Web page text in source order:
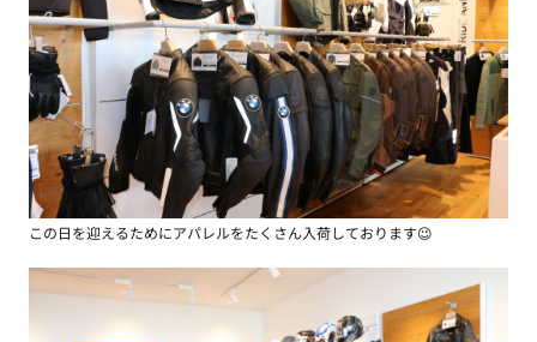
この日を迎えるためにアパレルをたくさん入荷しております😉